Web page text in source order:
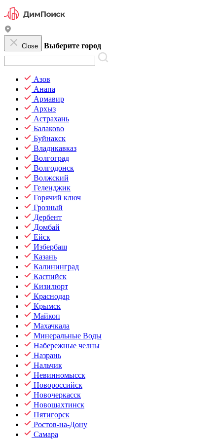
Close Выберите город
Азов
Анапа
Армавир
Архыз
Астрахань
Балаково
Буйнакск
Владикавказ
Волгоград
Волгодонск
Волжский
Геленджик
Горячий ключ
Грозный
Дербент
Домбай
Ейск
Избербаш
Казань
Калининград
Каспийск
Кизилюрт
Краснодар
Крымск
Майкоп
Махачкала
Минеральные Воды
Набережные челны
Назрань
Нальчик
Невинномысск
Новороссийск
Новочеркасск
Новошахтинск
Пятигорск
Ростов-на-Дону
Самара